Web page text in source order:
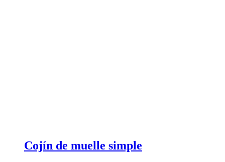
Cojín de muelle simple